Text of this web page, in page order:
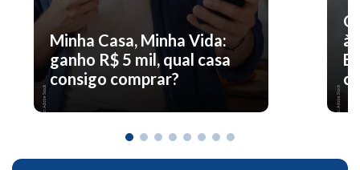
Minha Casa, Minha Vida:
ganho R$ 5 mil, qual casa
consigo comprar?
O
à